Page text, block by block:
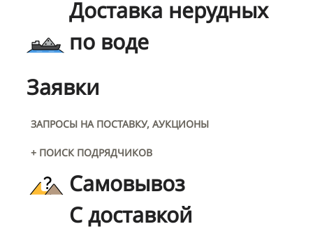
Доставка нерудных
по воде
Заявки
ЗАПРОСЫ НА ПОСТАВКУ, АУКЦИОНЫ
+ ПОИСК ПОДРЯДЧИКОВ
Самовывоз
С доставкой